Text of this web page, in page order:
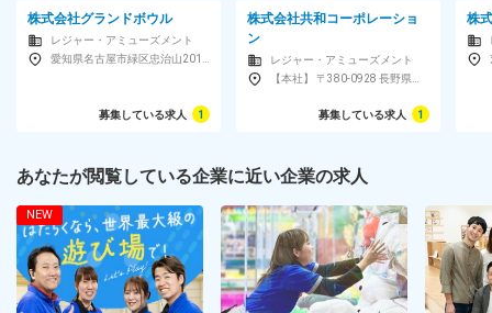
【 活かせる経験 】
◆ジム・フィットネスクラブでのマネジメント経験
◆インドアゴルフでのマネジメント経験
◆業界経験のある方（年数・ブランク不問）
◆目的意識をもって業務に取り組める方
※学歴不問
※5名以上採用
※社会人経験5年以上歓迎
株式会社グランドボウル
レジャー・アミューズメント
募集している求人 1
株式会社共和コーポレーショ
ン
レジャー・アミューズメント
募集している求人 1
株
あなたが閲覧している企業に近い企業の求人
NEW